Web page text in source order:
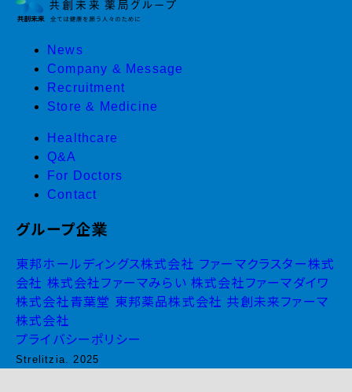
News
Company & Message
Recruitment
Store & Medicine
Healthcare
Q&A
For Doctors
Contact
グループ企業
東邦ホールディングス株式会社 ファーマクラスター株式
会社 株式会社ファーマみらい 株式会社ファーマダイワ
株式会社青葉堂 東邦薬品株式会社 共創未来ファーマ
株式会社
プライバシーポリシー
Strelitzia. 2025